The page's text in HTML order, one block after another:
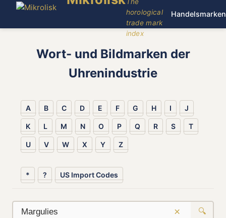
horological
trade mark
index
Handelsmarken
Wort- und Bildmarken der
Uhrenindustrie
A B C D E F G H I J
K L M N O P Q R S T
U V W X Y Z
* ? US Import Codes
× 🔍